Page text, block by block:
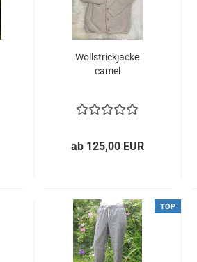
Woll­strick­ja­cke
camel
ab 125,00 EUR
TOP